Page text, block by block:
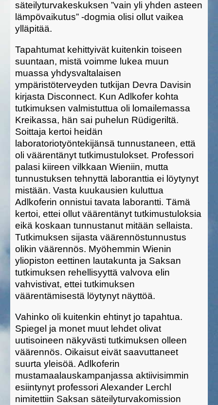
säteilyturvakeskuksen ”vain yli yhden asteen
lämpövaikutus” -dogmia olisi ollut vaikea
ylläpitää.
Tapahtumat kehittyivät kuitenkin toiseen
suuntaan, mistä voimme lukea muun
muassa yhdysvaltalaisen
ympäristöterveyden tutkijan Devra Davisin
kirjasta Disconnect. Kun Adlkofer kohta
tutkimuksen valmistuttua oli lomailemassa
Kreikassa, hän sai puhelun Rüdigeriltä.
Soittaja kertoi heidän
laboratoriotyöntekijänsä tunnustaneen, että
oli väärentänyt tutkimustulokset. Professori
palasi kiireen vilkkaan Wieniin, mutta
tunnustuksen tehnyttä laboranttia ei löytynyt
mistään. Vasta kuukausien kuluttua
Adlkoferin onnistui tavata laborantti. Tämä
kertoi, ettei ollut väärentänyt tutkimustuloksia
eikä koskaan tunnustanut mitään sellaista.
Tutkimuksen sijasta väärennöstunnustus
olikin väärennös. Myöhemmin Wienin
yliopiston eettinen lautakunta ja Saksan
tutkimuksen rehellisyyttä valvova elin
vahvistivat, ettei tutkimuksen
väärentämisestä löytynyt näyttöä.
Vahinko oli kuitenkin ehtinyt jo tapahtua.
Spiegel ja monet muut lehdet olivat
uutisoineen näkyvästi tutkimuksen olleen
väärennös. Oikaisut eivät saavuttaneet
suurta yleisöä. Adlkoferin
mustamaalauskampanjassa aktiivisimmin
esiintynyt professori Alexander Lerchl
nimitettiin Saksan säteilyturvakomission